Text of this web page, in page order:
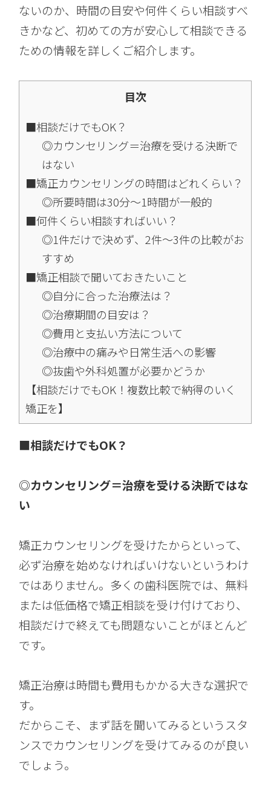
ないのか、時間の目安や何件くらい相談すべ
きかなど、初めての方が安心して相談できる
ための情報を詳しくご紹介します。
目次
■相談だけでもOK？
◎カウンセリング＝治療を受ける決断で
はない
■矯正カウンセリングの時間はどれくらい？
◎所要時間は30分〜1時間が一般的
■何件くらい相談すればいい？
◎1件だけで決めず、2件〜3件の比較がお
すすめ
■矯正相談で聞いておきたいこと
◎自分に合った治療法は？
◎治療期間の目安は？
◎費用と支払い方法について
◎治療中の痛みや日常生活への影響
◎抜歯や外科処置が必要かどうか
【相談だけでもOK！複数比較で納得のいく
矯正を】
■相談だけでもOK？
◎カウンセリング＝治療を受ける決断ではな
い
矯正カウンセリングを受けたからといって、
必ず治療を始めなければいけないというわけ
ではありません。多くの歯科医院では、無料
または低価格で矯正相談を受け付けており、
相談だけで終えても問題ないことがほとんど
です。
矯正治療は時間も費用もかかる大きな選択で
す。
だからこそ、まず話を聞いてみるというスタ
ンスでカウンセリングを受けてみるのが良い
でしょう。